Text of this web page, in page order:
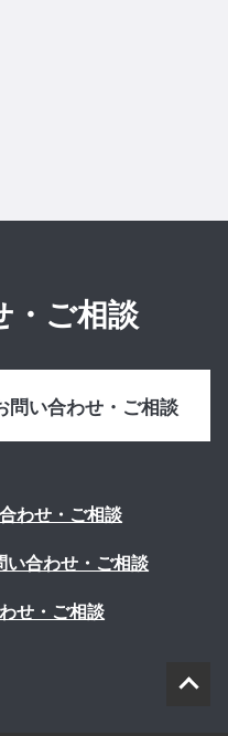
・ご相談
問い合わせ・ご相談
わせ・ご相談
い合わせ・ご相談
せ・ご相談